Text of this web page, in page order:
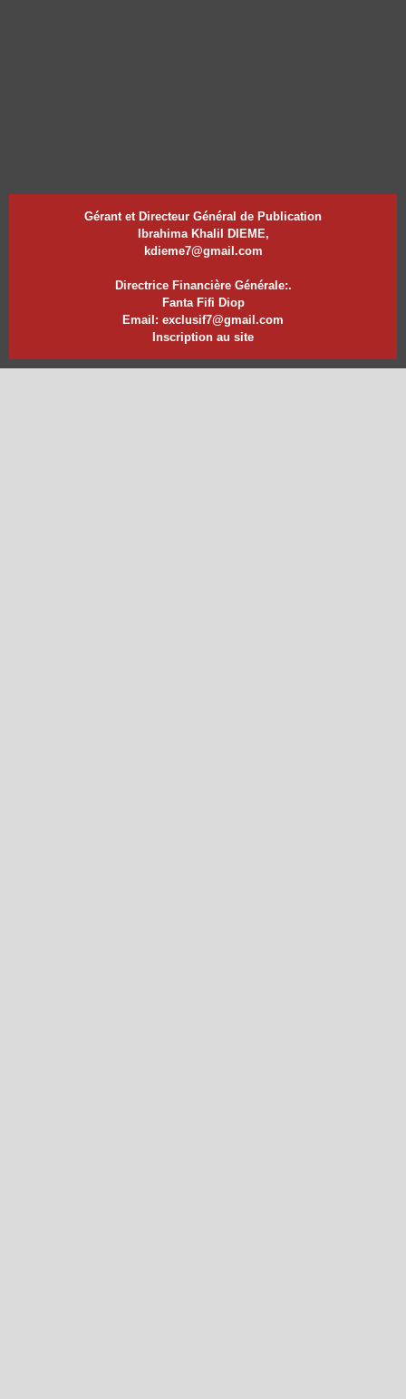
Gérant et Directeur Général de Publication
Ibrahima Khalil DIEME,
kdieme7@gmail.com
Directrice Financière Générale:.
Fanta Fifi Diop
Email: exclusif7@gmail.com
Inscription au site